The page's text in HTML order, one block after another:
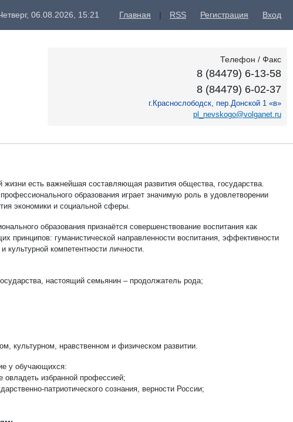
06.08.2026, 15:21 Главная | RSS Регистрация Вход
Телефон / Факс
8 (84479) 6-13-58
8 (84479) 6-02-37
г.Краснослободск, пер.Донской 1 «в»
pl_nevskogo@volganet.ru
есть важнейшая составляющая развития общества, государства.
образования играет значимую роль в удовлетворении
экономики и социальной сферы.
образования признаётся совершенствование воспитания как
принципов: гуманистической направленности воспитания, эффективности
культурной компетентности личности.
настоящий семьянин – продолжатель рода;
культурном, нравственном и физическом развитии.
у обучающихся:
овладеть избранной профессией;
патриотического сознания, верности России;